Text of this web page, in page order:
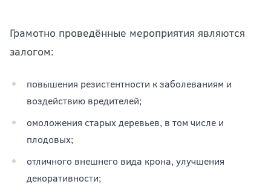
Грамотно проведённые мероприятия являются
залогом:
повышения резистентности к заболеваниям и
воздействию вредителей;
омоложения старых деревьев, в том числе и
плодовых;
отличного внешнего вида крона, улучшения
декоративности;